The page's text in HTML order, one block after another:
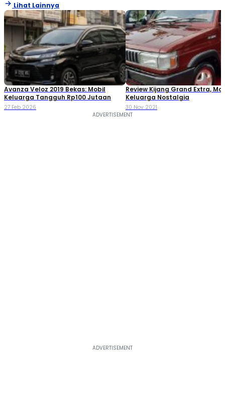
Lihat Lainnya
Avanza Veloz 2019 Bekas: Mobil
Keluarga Tangguh Rp100 Jutaan
27 Feb 2026
Review Kijang Grand Extra,
Keluarga Nostalgia
30 Nov 2021